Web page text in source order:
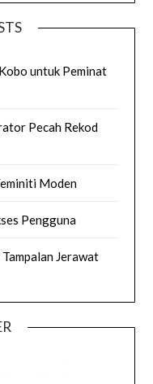
untuk Peminat
Pecah Rekod
Moden
Pengguna
Jerawat